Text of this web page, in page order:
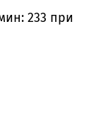
233 при